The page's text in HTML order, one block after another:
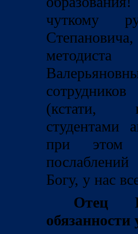
чуткому
(кстати,
студентами
при этом
Богу, у нас
Отец
обязанности